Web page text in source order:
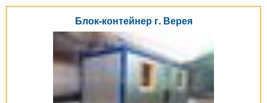
Блок-контейнер г. Верея